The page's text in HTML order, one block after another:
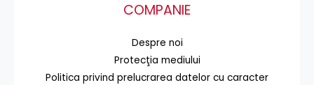
COMPANIE
Despre noi
Protecţia mediului
Politica privind prelucrarea datelor cu caracter